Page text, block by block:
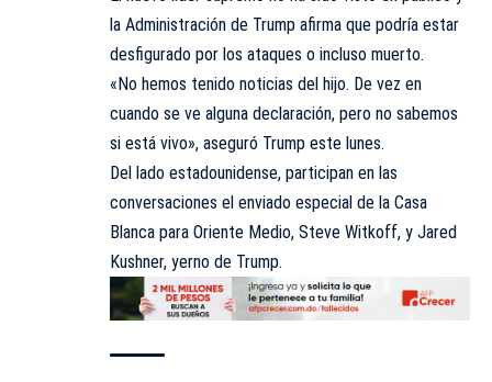
la Administración de Trump afirma que podría estar
desfigurado por los ataques o incluso muerto.
«No hemos tenido noticias del hijo. De vez en
cuando se ve alguna declaración, pero no sabemos
si está vivo», aseguró Trump este lunes.
Del lado estadounidense, participan en las
conversaciones el enviado especial de la Casa
Blanca para Oriente Medio, Steve Witkoff, y Jared
Kushner, yerno de Trump.